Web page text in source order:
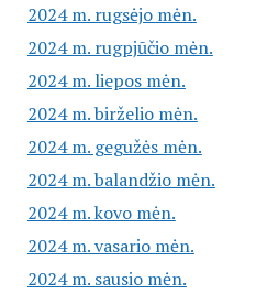
2024 m. rugsėjo mėn.
2024 m. rugpjūčio mėn.
2024 m. liepos mėn.
2024 m. birželio mėn.
2024 m. gegužės mėn.
2024 m. balandžio mėn.
2024 m. kovo mėn.
2024 m. vasario mėn.
2024 m. sausio mėn.